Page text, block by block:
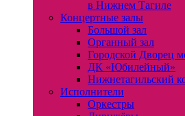
в Нижнем Тагиле
Концертные залы
Большой зал
Органный зал
Городской Дворец
ДК «Юбилейный»
Нижнетагильский
Исполнители
Оркестры